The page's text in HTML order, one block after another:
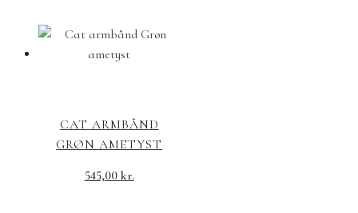
CAT ARMBÅND
GRØN AMETYST
545,00 kr.